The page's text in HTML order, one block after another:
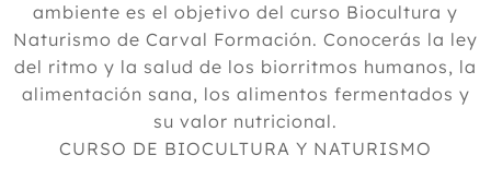
ambiente es el objetivo del curso Biocultura y
Naturismo de Carval Formación. Conocerás la ley
del ritmo y la salud de los biorritmos humanos, la
alimentación sana, los alimentos fermentados y
su valor nutricional.
CURSO DE BIOCULTURA Y NATURISMO